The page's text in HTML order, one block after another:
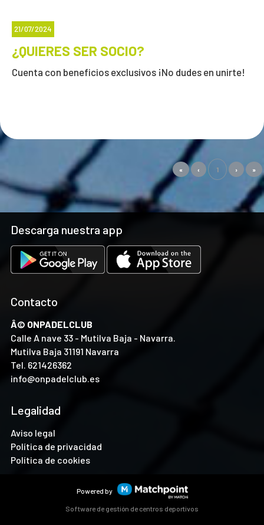
21/07/2024
¿QUIERES SER SOCIO?
Cuenta con beneficios exclusivos ¡No dudes en unirte!
« ‹ 1 › »
Descarga nuestra app
Contacto
Â© ONPADELCLUB
Calle A nave 33 - Mutilva Baja - Navarra.
Mutilva Baja 31191 Navarra
Tel. 621426362
info@onpadelclub.es
Legalidad
Aviso legal
Política de privacidad
Política de cookies
Powered by
Software de gestión de centros deportivos